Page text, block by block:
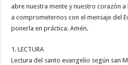
abre nuestra mente y nuestro corazón
a comprometernos con el mensaje del
ponerla en práctica. Amén.
1. LECTURA
Lectura del santo evangelio según san